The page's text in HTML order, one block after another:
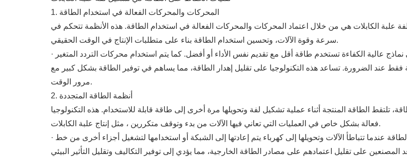
1. المحركات والمحركات الفعالة في استخدام الطاقة
علبة الكابلات هي من خلال اعتماد المحركات والمحركات الفعالة في استخدام الطاقة. هذه الأنظمة تتحكم في
سرعة وقوة الآلات، وتحسين استخدام الطاقة بناء على متطلبات الإنتاج في الوقت الحقيقي.
· التطبيق: يقوم المصنعون بترقية المحركات التقليدية إلى نماذج عالية الكفاءة تستخدم طاقة أقل مع تقديم نفس الأداء أو أفضل. كما يتم استخدام محركات التردد المتغير (VFDs)
الضرورة. تساعد هذه التكنولوجيا على تقليل إهدار الطاقة، مما يساهم في توفير الطاقة بشكل كبير مع
مرور الوقت.
2. أنظمة الطاقة المتجددة
تلتقط الطاقة المنتجة أثناء عملية تشكيل لفة وتحويلها مرة أخرى إلى طاقة قابلة للاستخدام. هذه التكنولوجيا
فعالة بشكل خاص في العمليات التي تعاني فيها الآلات من بدء وتوقف متكررين ، مثل إنتاج علبة الكابلات.
· التطبيق: يمكن لأنظمة الكبح التجديدية ، على سبيل المثال ، التقاط الطاقة عندما تتباطأ الآلات وتحويلها إلى كهرباء يتم إعادتها إلى الشبكة أو استخدامها لتشغيل أجزاء أخرى من خط